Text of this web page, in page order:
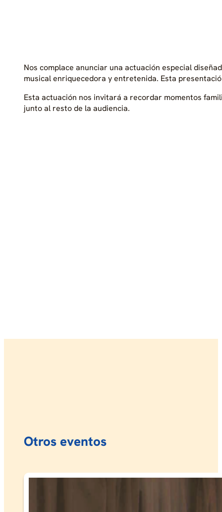
Nos complace anunciar una actuación especial
musical enriquecedora y entretenida. Esta
Esta actuación nos invitará a recordar momentos
junto al resto de la audiencia.
Otros eventos